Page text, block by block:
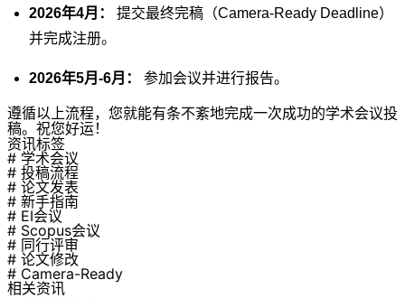
2026年4月：
提交最终完稿（Camera-Ready Deadline）
并完成注册。
2026年5月-6月： 参加会议并进行报告。
遵循以上流程，您就能有条不紊地完成一次成功的学术会议投
稿。祝您好运！
资讯标签
# 学术会议
# 投稿流程
# 论文发表
# 新手指南
# EI会议
# Scopus会议
# 同行评审
# 论文修改
# Camera-Ready
相关资讯